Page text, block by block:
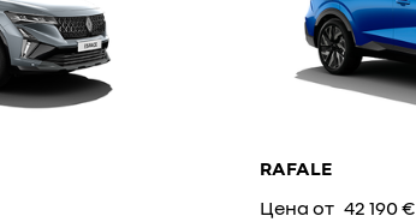
RAFALE
Цена от 42 190 €